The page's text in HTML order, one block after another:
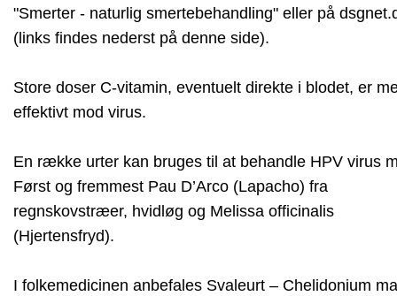
"Smerter - naturlig smertebehandling" eller på
(links findes nederst på denne side).
Store doser C-vitamin, eventuelt direkte i blodet, er
effektivt mod virus.
En række urter kan bruges til at behandle HPV virus
Først og fremmest Pau D’Arco (Lapacho) fra
regnskovstræer, hvidløg og Melissa officinalis
(Hjertensfryd).
I folkemedicinen anbefales Svaleurt – Chelidonium